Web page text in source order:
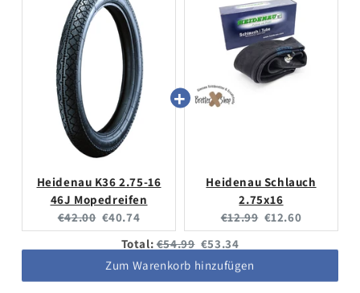
Heidenau K36 2.75-16
46J Mopedreifen
Original
price:
€42.00 Current
price:
€40.74
Heidenau Schlauch
2.75x16
Original
price:
€12.99 Current
price:
€12.60
Total:Original
price
€54.99 Discounted
price
€53.34
Zum Warenkorb hinzufügen